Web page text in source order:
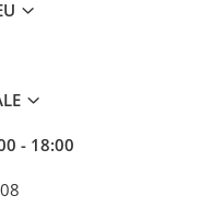
- 18:00